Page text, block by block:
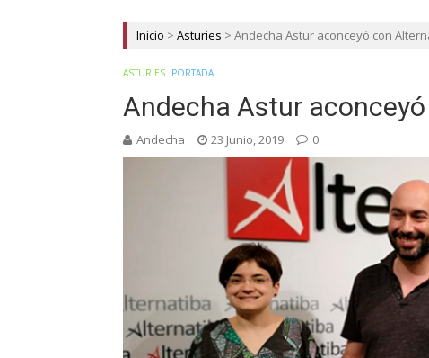
Inicio > Asturies > Andecha Astur aconceyó con
ASTURIES PORTADA
Andecha Astur
Andecha 23 Junio, 2019 0